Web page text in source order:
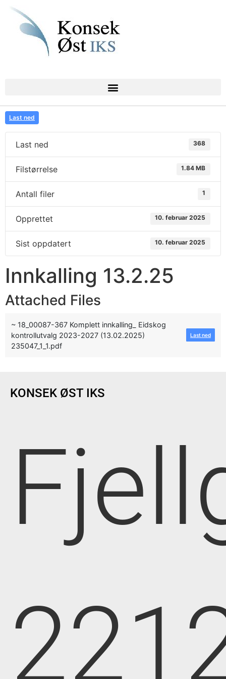
Last ned
Last ned 368
Filstørrelse 1.84 MB
Antall filer 1
Opprettet 10. februar 2025
Sist oppdatert 10. februar 2025
Innkalling 13.2.25
Attached Files
~ 18_00087-367 Komplett innkalling_ Eidskog
kontrollutvalg 2023-2027 (13.02.2025)
235047_1_1.pdf
Last ned
KONSEK ØST IKS